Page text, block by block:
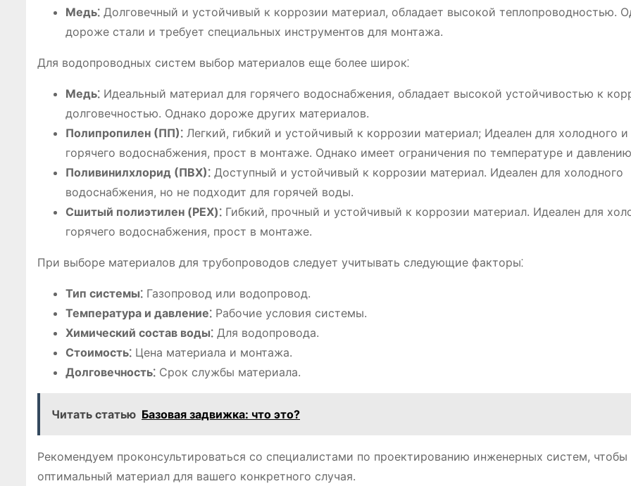
Медь⁚ Долговечный и устойчивый к коррозии материал, обладает высокой теплопроводностью.
дороже стали и требует специальных инструментов для монтажа.
Для водопроводных систем выбор материалов еще более широк⁚
Медь⁚ Идеальный материал для горячего водоснабжения, обладает высокой устойчивостью к
долговечностью. Однако дороже других материалов.
Полипропилен (ПП)⁚ Легкий, гибкий и устойчивый к коррозии материал; Идеален для холодного и
горячего водоснабжения, прост в монтаже. Однако имеет ограничения по температуре и
Поливинилхлорид (ПВХ)⁚ Доступный и устойчивый к коррозии материал. Идеален для холодного
водоснабжения, но не подходит для горячей воды.
Сшитый полиэтилен (PEX)⁚ Гибкий, прочный и устойчивый к коррозии материал. Идеален для
горячего водоснабжения, прост в монтаже.
При выборе материалов для трубопроводов следует учитывать следующие факторы⁚
Тип системы⁚ Газопровод или водопровод.
Температура и давление⁚ Рабочие условия системы.
Химический состав воды⁚ Для водопровода.
Стоимость⁚ Цена материала и монтажа.
Долговечность⁚ Срок службы материала.
Читать статью Базовая задвижка: что это?
Рекомендуем проконсультироваться со специалистами по проектированию инженерных систем, чтобы
оптимальный материал для вашего конкретного случая.